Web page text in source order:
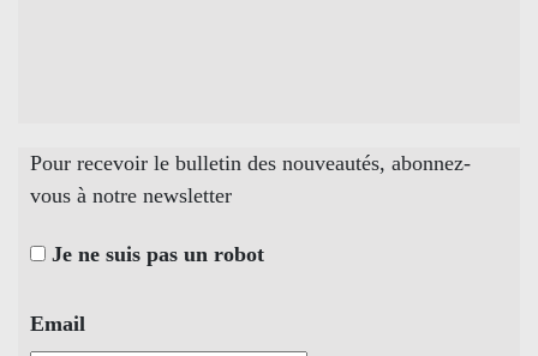
Pour recevoir le bulletin des nouveautés, abonnez-
vous à notre newsletter
Je ne suis pas un robot
Email